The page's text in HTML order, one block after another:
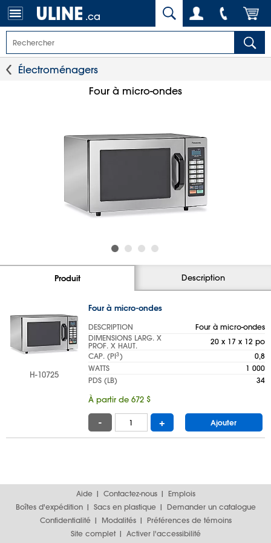
.ca
Électroménagers
Four à micro-ondes
Produit Description
H-10725
Four à micro-ondes
DESCRIPTION
Four à micro-ondes
DIMENSIONS LARG. X
PROF. X HAUT.
20 x 17 x 12 po
CAP. (PI3)
0,8
WATTS
1 000
PDS (LB)
34
À partir de 672 $
- + Ajouter
Aide Contactez-nous
Emplois
Boîtes d'expédition
Sacs en plastique
Demander un catalogue
Confidentialité
Modalités
Préférences de témoins
Site complet
Activer l'accessibilité